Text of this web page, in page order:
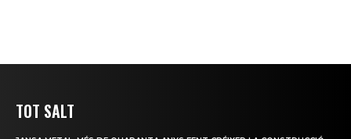
TOT SALT